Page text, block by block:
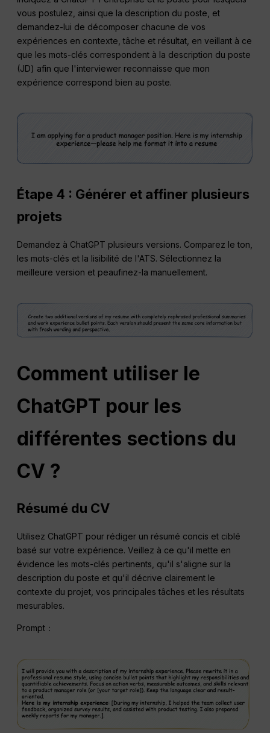
vous postulez, ainsi que la description du poste, et
demandez-lui de décomposer chacune de vos
expériences en contexte, tâche et résultat, en veillant à ce
que les mots-clés correspondent à la description du poste
(JD) afin que l'interviewer reconnaisse que mon
expérience correspond bien au poste.
Étape 4 : Générer et affiner plusieurs
projets
Demandez à ChatGPT plusieurs versions. Comparez le ton,
les mots-clés et la lisibilité de l'ATS. Sélectionnez la
meilleure version et peaufinez-la manuellement.
Comment utiliser le
ChatGPT pour les
différentes sections du
CV ?
Résumé du CV
Utilisez ChatGPT pour rédiger un résumé concis et ciblé
basé sur votre expérience. Veillez à ce qu'il mette en
évidence les mots-clés pertinents, qu'il s'aligne sur la
description du poste et qu'il décrive clairement le
contexte du projet, vos principales tâches et les résultats
mesurables.
Prompt：